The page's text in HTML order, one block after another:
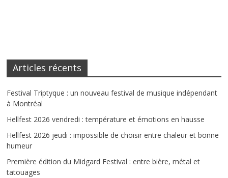
Articles récents
Festival Triptyque : un nouveau festival de musique indépendant
à Montréal
Hellfest 2026 vendredi : température et émotions en hausse
Hellfest 2026 jeudi : impossible de choisir entre chaleur et bonne
humeur
Première édition du Midgard Festival : entre bière, métal et
tatouages